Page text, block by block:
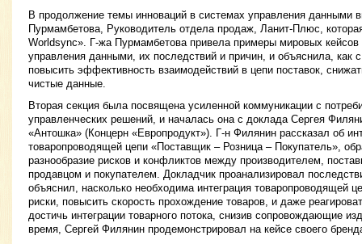
В продолжение темы инноваций в системах управления данными
Пурмамбетова, Руководитель отдела продаж, Ланит-Плюс,
Worldsync». Г-жа Пурмамбетова привела примеры мировых кейсов
управления данными, их последствий и причин, и объяснила,
повысить эффективность взаимодействий в цепи поставок,
чистые данные.
Вторая секция была посвящена усиленной коммуникации с
управленческих решений, и началась она с доклада Сергея
«Антошка» (Концерн «Европродукт»). Г-н Филянин рассказал об
товаропроводящей цепи «Поставщик – Розница – Покупатель»,
разнообразие рисков и конфликтов между производителем,
продавцом и покупателем. Докладчик проанализировал
объяснил, насколько необходима интеграция товаропроводящей
риски, повысить скорость прохождение товаров, и даже
достичь интеграции товарного потока, снизив сопровождающие
время, Сергей Филянин продемонстрировал на кейсе своего